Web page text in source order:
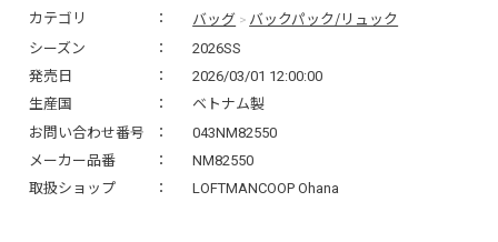
カテゴリ
バッグ > バックパック/リュック
シーズン
2026SS
発売日
2026/03/01 12:00:00
生産国
ベトナム製
お問い合わせ番号
043NM82550
メーカー品番
NM82550
取扱ショップ
LOFTMANCOOP Ohana